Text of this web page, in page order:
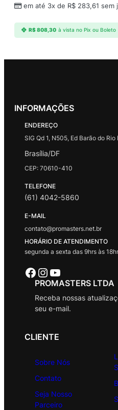
em até 3x de R$ 283,61 sem
R$808,30 à vista no Pix ou Boleto
INFORMAÇÕES
ENDEREÇO
SIG Qd 1, N505, Ed Barão do
Brasília/DF
CEP: 70610-410
TELEFONE
(61) 4042-5860
E-MAIL
contato@promasters.net.br
HORÁRIO DE ATENDIMENTO
segunda a sexta das 9hrs às
Facebook Instagram Youtube
PROMASTERS LTDA
Receba nossas
seu e-mail.
CLIENTE
Sobre Nós
Contato
Seja Nosso
Parceiro